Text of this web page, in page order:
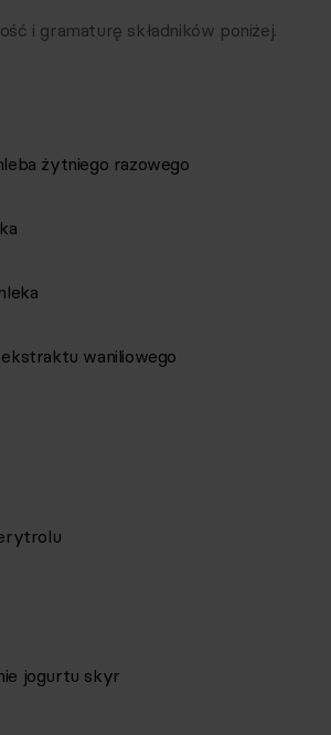
i gramaturę składników poniżej.
przepisu z ilościami i wagami
żytniego razowego
ekstraktu waniliowego
jogurtu skyr